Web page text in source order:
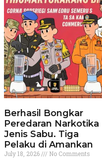
Berhasil Bongkar
Peredaran Narkotika
Jenis Sabu. Tiga
Pelaku di Amankan
July 18, 2026 No Comments